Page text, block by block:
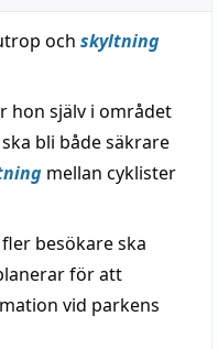
och skyltning
hon själv i området
bli både säkrare
mellan cyklister
besökare ska
för att
vid parkens